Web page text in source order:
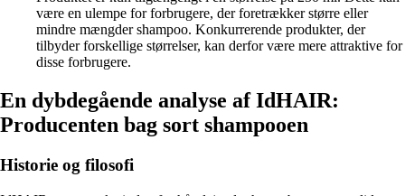
være en ulempe for forbrugere, der foretrækker større eller
mindre mængder shampoo. Konkurrerende produkter, der
tilbyder forskellige størrelser, kan derfor være mere attraktive for
disse forbrugere.
En dybdegående analyse af IdHAIR:
Producenten bag sort shampooen
Historie og filosofi